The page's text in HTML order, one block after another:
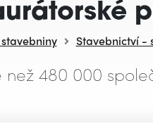
Stavebnictví -
480 000